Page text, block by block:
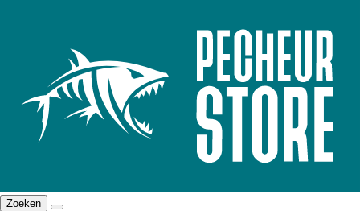
Zoeken